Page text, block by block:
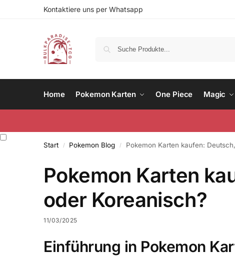
Kontaktiere uns per Whatsapp
Home Pokemon Karten One Piece Magic
Start / Pokemon Blog / Pokemon Karten kaufen:
Pokemon Karten
oder Koreanisch?
11/03/2025
Einführung in Pokemon